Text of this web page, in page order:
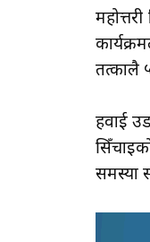
तत्कालै
हवाई
समस्या